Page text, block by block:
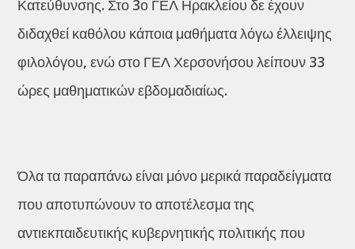
Κατεύθυνσης. Στο 3ο ΓΕΛ Ηρακλείου δε έχουν
διδαχθεί καθόλου κάποια μαθήματα λόγω έλλειψης
φιλολόγου, ενώ στο ΓΕΛ Χερσονήσου λείπουν 33
ώρες μαθηματικών εβδομαδιαίως.
Όλα τα παραπάνω είναι μόνο μερικά παραδείγματα
που αποτυπώνουν το αποτέλεσμα της
αντιεκπαιδευτικής κυβερνητικής πολιτικής που